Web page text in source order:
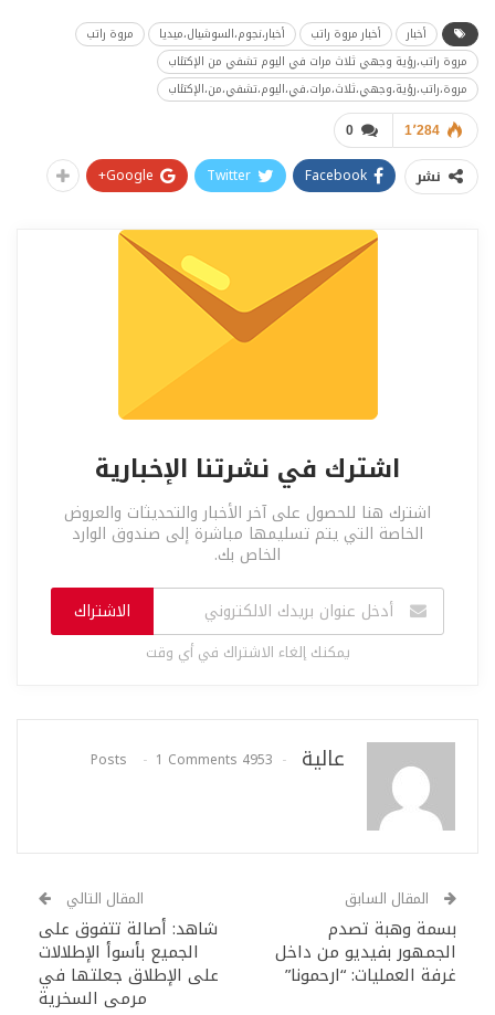
أخبار أخبار مروة راتب أخبار،نجوم،السوشيال،ميديا
مروة راتب
مروة راتب،رؤية وجهي ثلاث مرات في اليوم تشفي من الإكتئاب
مروة،راتب،رؤية،وجهي،ثلاث،مرات،في،اليوم،تشفي،من،الإكتئاب
0 1٬284
نشر Facebook
Twitter
Google+
اشترك في نشرتنا الإخبارية
اشترك هنا للحصول على آخر الأخبار والتحديثات والعروض
الخاصة التي يتم تسليمها مباشرة إلى صندوق الوارد
الخاص بك.
الاشتراك
يمكنك إلغاء الاشتراك في أي وقت
عالية 4953 Posts
1 Comments
المقال السابق
بسمة وهبة تصدم
الجمهور بفيديو من داخل
غرفة العمليات: “ارحمونا”
المقال التالي
شاهد: أصالة تتفوق على
الجميع بأسوأ الإطلالات
على الإطلاق جعلتها في
مرمى السخرية